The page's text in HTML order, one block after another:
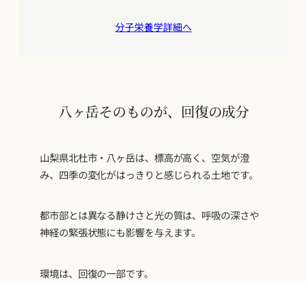
分子栄養学詳細へ
八ヶ岳そのものが、回復の成分
山梨県北杜市・八ヶ岳は、標高が高く、空気が澄
み、四季の変化がはっきりと感じられる土地です。
都市部とは異なる静けさと光の質は、呼吸の深さや
神経の緊張状態にも影響を与えます。
環境は、回復の一部です。